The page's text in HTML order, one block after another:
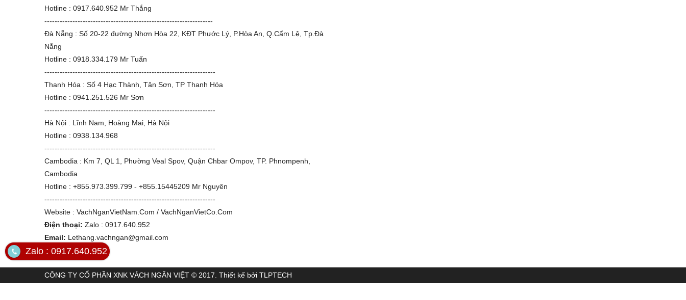
Zalo : 0917.640.952
Hotline : 0917.640.952 Mr Thắng
------------------------------------------------------------------
Đà Nẵng : Số 20-22 đường Nhơn Hòa 22, KĐT Phước Lý, P.Hòa An, Q.Cẩm Lệ, Tp.Đà
Nẵng
Hotline : 0918.334.179 Mr Tuấn
-------------------------------------------------------------------
Thanh Hóa : Số 4 Hạc Thành, Tân Sơn, TP Thanh Hóa
Hotline : 0941.251.526 Mr Sơn
-------------------------------------------------------------------
Hà Nội : Lĩnh Nam, Hoàng Mai, Hà Nội
Hotline : 0938.134.968
-------------------------------------------------------------------
Cambodia : Km 7, QL 1, Phường Veal Spov, Quận Chbar Ompov, TP. Phnompenh,
Cambodia
Hotline : +855.973.399.799 - +855.15445209 Mr Nguyên
-------------------------------------------------------------------
Website : VachNganVietNam.Com / VachNganVietCo.Com
Điện thoại: Zalo : 0917.640.952
Email: Lethang.vachngan@gmail.com
CÔNG TY CỔ PHẦN XNK VÁCH NGĂN VIỆT © 2017. Thiết kế bởi TLPTECH